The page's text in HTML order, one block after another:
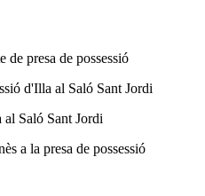
presa de possessió
al Saló Sant Jordi